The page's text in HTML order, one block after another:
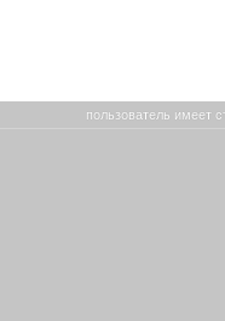
пользователь имеет